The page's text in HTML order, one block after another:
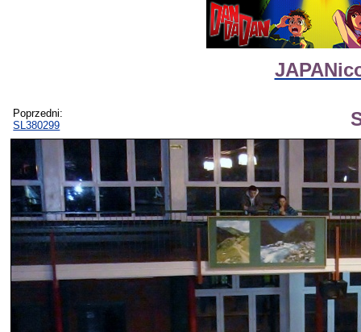
Poprzedni:
SL380299